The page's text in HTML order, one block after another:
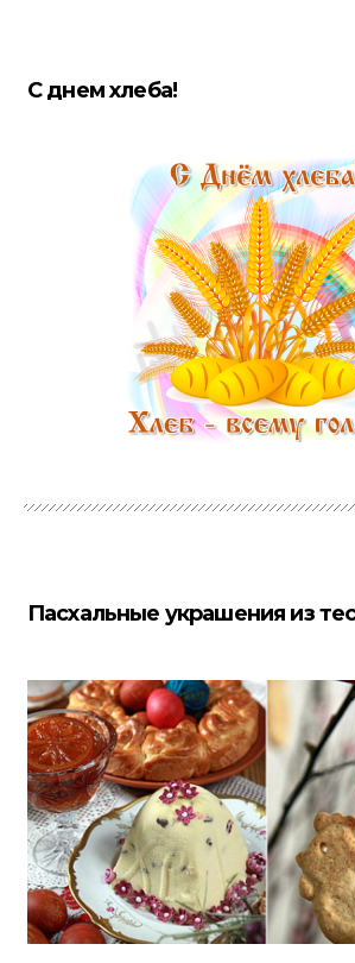
С днем хлеба!
Пасхальные украшения из